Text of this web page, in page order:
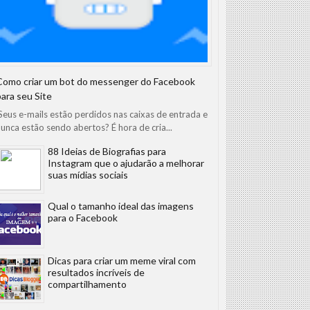
criar um bot do messenger do Facebook
seu Site
e-mails estão perdidos nas caixas de entrada e
estão sendo abertos? É hora de cria...
88 Ideias de Biografias para
Instagram que o ajudarão a melhorar
suas mídias sociais
Qual o tamanho ideal das imagens
para o Facebook
Dicas para criar um meme viral com
resultados incríveis de
compartilhamento